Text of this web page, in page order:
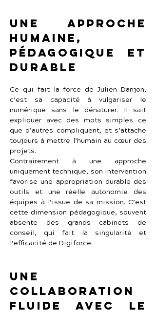
Une approche
humaine,
pédagogique et
durable
Ce qui fait la force de Julien Danjon,
c’est sa capacité à vulgariser le
numérique sans le dénaturer. Il sait
expliquer avec des mots simples ce
que d’autres compliquent, et s’attache
toujours à mettre l’humain au cœur des
projets.
Contrairement à une approche
uniquement technique, son intervention
favorise une appropriation durable des
outils et une réelle autonomie des
équipes à l’issue de sa mission. C’est
cette dimension pédagogique, souvent
absente des grands cabinets de
conseil, qui fait la singularité et
l’efficacité de Digiforce.
Une
collaboration
fluide avec Le